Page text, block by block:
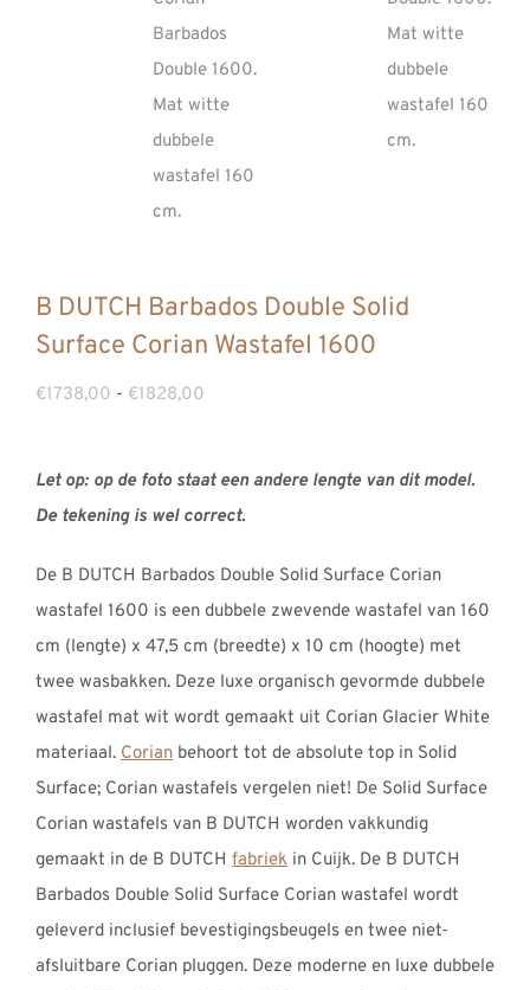
CONTACT
B DUTCH Barbados Double Solid
Surface Corian Wastafel 1600
€1738,00 - €1828,00
Let op: op de foto staat een andere lengte van dit model.
De tekening is wel correct.
De B DUTCH Barbados Double Solid Surface Corian
wastafel 1600 is een dubbele zwevende wastafel van 160
cm (lengte) x 47,5 cm (breedte) x 10 cm (hoogte) met
twee wasbakken. Deze luxe organisch gevormde dubbele
wastafel mat wit wordt gemaakt uit Corian Glacier White
materiaal. Corian behoort tot de absolute top in Solid
Surface; Corian wastafels vergelen niet! De Solid Surface
Corian wastafels van B DUTCH worden vakkundig
gemaakt in de B DUTCH fabriek in Cuijk. De B DUTCH
Barbados Double Solid Surface Corian wastafel wordt
geleverd inclusief bevestigingsbeugels en twee niet-
afsluitbare Corian pluggen. Deze moderne en luxe dubbele